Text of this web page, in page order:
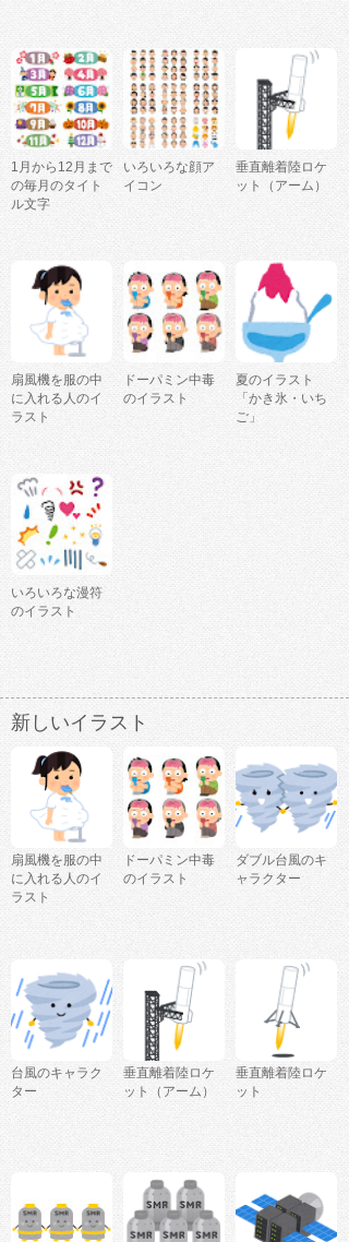
1月から12月まで
の毎月のタイト
ル文字
いろいろな顔ア
イコン
垂直離着陸ロケ
ット（アーム）
扇風機を服の中
に入れる人のイ
ラスト
ドーパミン中毒
のイラスト
夏のイラスト
「かき氷・いち
ご」
いろいろな漫符
のイラスト
新しいイラスト
扇風機を服の中
に入れる人のイ
ラスト
ドーパミン中毒
のイラスト
ダブル台風のキ
ャラクター
台風のキャラク
ター
垂直離着陸ロケ
ット（アーム）
垂直離着陸ロケ
ット